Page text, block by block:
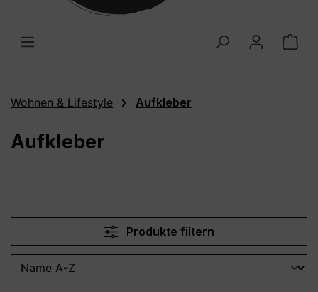
Wohnen & Lifestyle Aufkleber
Aufkleber
Produkte filtern